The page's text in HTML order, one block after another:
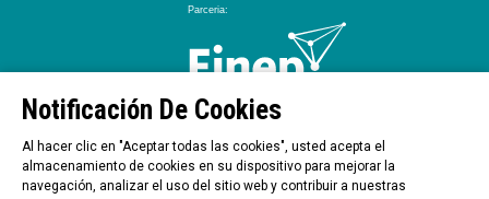
Notificación De Cookies
Al hacer clic en "Aceptar todas las cookies", usted acepta el
almacenamiento de cookies en su dispositivo para mejorar la
navegación, analizar el uso del sitio web y contribuir a nuestras